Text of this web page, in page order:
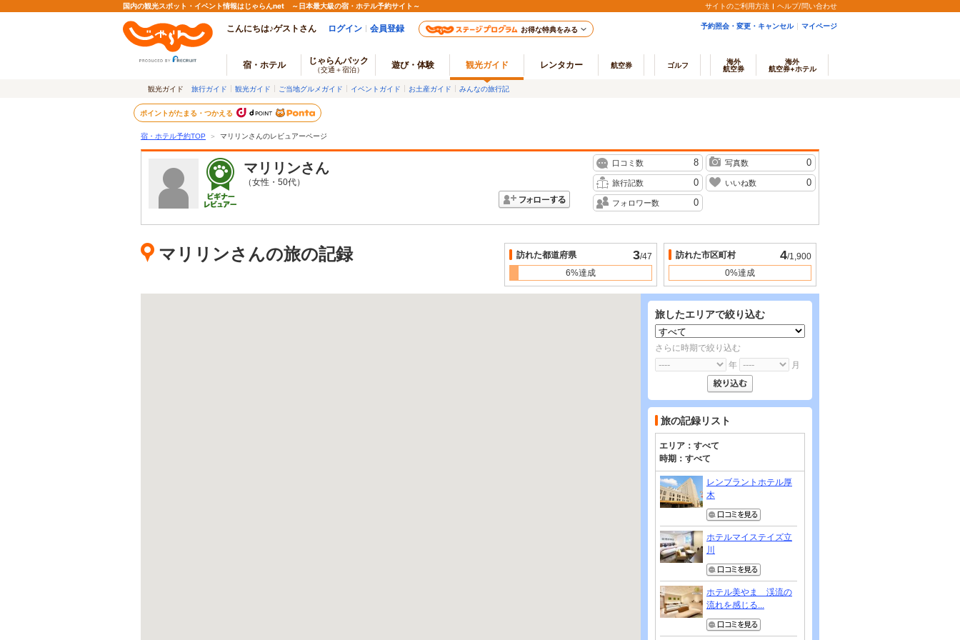
国内の観光スポット・イベント情報はじゃらんnet ～日本最大級の宿・ホテル予約サイト～ サイトのご利用方法 ヘルプ/問い合わせ
こんにちは♪ゲストさん ログイン 会員登録 お得な特典をみる 予約照会・変更・キャンセル マイページ
宿・ホテル じゃらんパック
（交通＋宿泊） 遊び・体験 観光ガイド レンタカー 航空券 ゴルフ
海外
航空券
海外
航空券+ホテル
観光ガイド 旅行ガイド 観光ガイド ご当地グルメガイド イベントガイド お土産ガイド みんなの旅行記
ポイントがたまる・つかえる
宿・ホテル予約TOP ＞ マリリンさんのレビュアーページ
マリリンさん
（女性・50代）
口コミ数 8 写真数 0
旅行記数 0 いいね数 0
フォロワー数 0
マリリンさんの旅の記録 訪れた都道府県 3/47
6%達成
訪れた市区町村 4/1,900
0%達成
旅したエリアで絞り込む
さらに時期で絞り込む
年
月
旅の記録リスト
エリア： すべて
時期： すべて
レンブラントホテル厚
木
ホテルマイステイズ立
川
ホテル美やま 渓流の
流れを感じる...